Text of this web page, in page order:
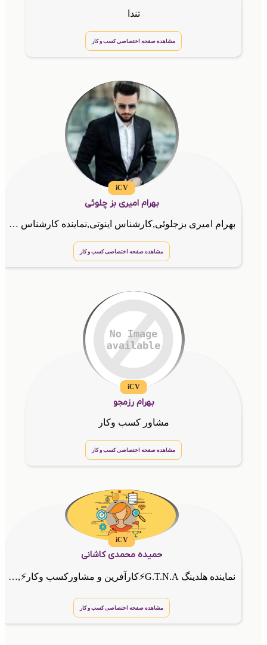
تندا
مشاهده صفحه اختصاصی کسب و کار
iCV
بهرام امیری بز چلوئی
بهرام امیری بزجلوئی,کارشناس اینوتی,نماینده کارشناس اینوتی,بهرام امیری بزجلویی ,فروش کارت ویزیت الکترونیکی, طراح سایت ,طراح کدussd,نماینده شرکت گسترش نقش الماس
مشاهده صفحه اختصاصی کسب و کار
iCV
بهرام رزمجو
مشاور کسب وکار
مشاهده صفحه اختصاصی کسب و کار
iCV
حمیده محمدی کاشانی
نماینده هلدینگ G.T.N.A⚡کارآفرین و مشاورکسب وکار⚡,کارشناس فروش مشاورهلدینگ گسترش طراحان نقش الماس مشاور کسب و کار و کارآفرین طراح حرفه ای سایت کارت ویزیت الکترونیک و ارائه دهنده ی کدهای دستوری
مشاهده صفحه اختصاصی کسب و کار